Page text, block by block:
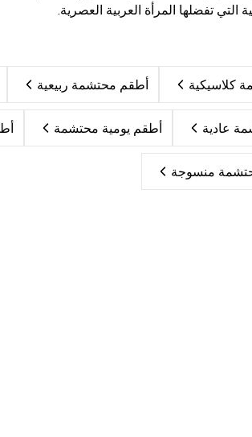
التي تفضلها المرأة العربية العصرية.
كلاسيكية أطقم محتشمة ربيعية
عادية أطقم يومية محتشمة
منسوجة